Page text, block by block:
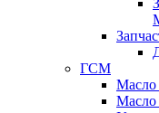
ГСМ
Масло
Масло